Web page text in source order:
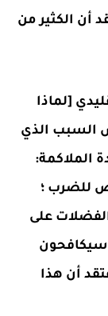
أن الكثير من
[لماذا
السبب الذي
الملاكمة:
للضرب ؛
على
سيكافحون
أن هذا